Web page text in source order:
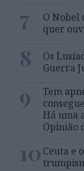
7
O Nobel
quer
8
Os
Guerra
9
Tem
Há uma
Opinião
10 Ceuta e